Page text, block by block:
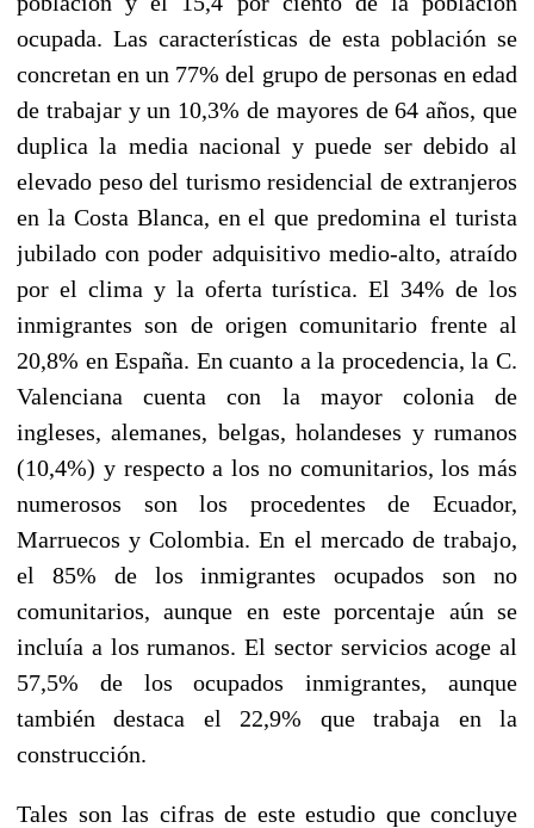
ocupada. Las características de esta población se
concretan en un 77% del grupo de personas en edad
de trabajar y un 10,3% de mayores de 64 años, que
duplica la media nacional y puede ser debido al
elevado peso del turismo residencial de extranjeros
en la Costa Blanca, en el que predomina el turista
jubilado con poder adquisitivo medio-alto, atraído
por el clima y la oferta turística. El 34% de los
inmigrantes son de origen comunitario frente al
20,8% en España. En cuanto a la procedencia, la C.
Valenciana cuenta con la mayor colonia de
ingleses, alemanes, belgas, holandeses y rumanos
(10,4%) y respecto a los no comunitarios, los más
numerosos son los procedentes de Ecuador,
Marruecos y Colombia. En el mercado de trabajo,
el 85% de los inmigrantes ocupados son no
comunitarios, aunque en este porcentaje aún se
incluía a los rumanos. El sector servicios acoge al
57,5% de los ocupados inmigrantes, aunque
también destaca el 22,9% que trabaja en la
construcción.
Tales son las cifras de este estudio que concluye